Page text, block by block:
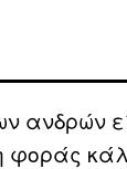
ανδρών
φοράς